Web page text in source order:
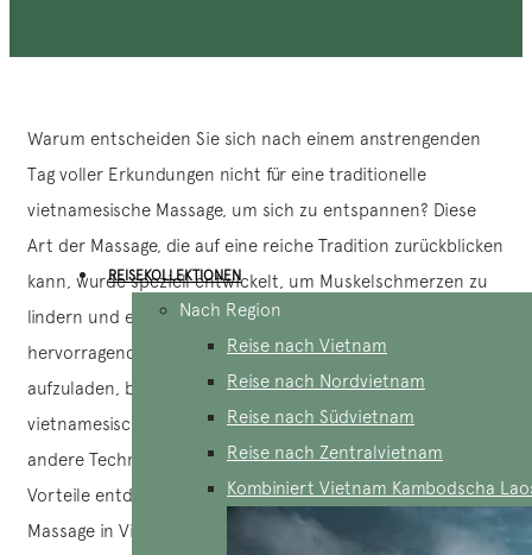
REISEKOLLEKTIONEN
Nach Region
Reise nach Vietnam
Reise nach Nordvietnam
Reise nach Südvietnam
Reise nach Zentralvietnam
Kombiniert Vietnam Kambodscha
Warum entscheiden Sie sich nach einem anstrengenden
Tag voller Erkundungen nicht für eine traditionelle
vietnamesische Massage, um sich zu entspannen? Diese
Art der Massage, die auf eine reiche Tradition zurückblicken
kann, wurde speziell entwickelt, um Muskelschmerzen zu
lindern und eine tiefe Entspannung zu bieten. Sie ist eine
hervorragende Möglichkeit, Ihre Batterien wieder
aufzuladen, bevor Sie Ihren Besuch fortsetzen. Obwohl die
vietnamesische Massage nicht so bekannt ist wie einige
andere Techniken, verdient sie es, wegen ihrer einzigartigen
Vorteile entdeckt zu werden. Hier ist, was Sie über die
Massage in Vietnam wissen sollten.